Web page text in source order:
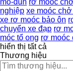
nghiệp xe moóc
xe rơ moóc bảo ôn
chuyển xe đạp rơ
móc tổ ong rơ moóc
hiển thị tất cả
Thương hiệu